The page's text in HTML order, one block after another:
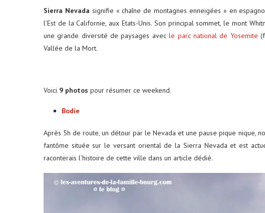
Sierra Nevada signifie « chaîne de montagnes enneigées » en
l’Est de la Californie, aux Etats-Unis. Son principal sommet, le mont
une grande diversité de paysages avecle parc national de Yosemite
Vallée de la Mort.
Voici 9 photos pour résumer ce weekend.
Bodie
Après 5h de route, un détour par le Nevada et une pause pique nique,
fantôme située sur le versant oriental de la Sierra Nevada et est
raconterais l’histoire de cette ville dans un article dédié.
photos : le petit format
29 décembre 2025 4 juin 2025